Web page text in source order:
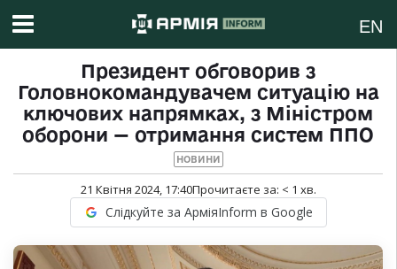
EN
Президент обговорив з
Головнокомандувачем ситуацію на
ключових напрямках, з Міністром
оборони — отримання систем ППО
НОВИНИ
21 Квітня 2024, 17:40Прочитаєте за: < 1 хв.
Слідкуйте за АрміяInform в Google